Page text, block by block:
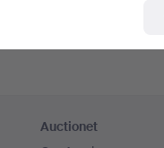
Auctionet